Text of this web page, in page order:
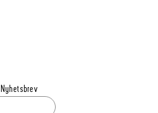
Nyhetsbrev